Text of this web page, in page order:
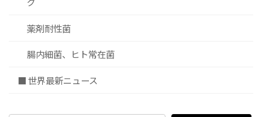
グ
薬剤耐性菌
腸内細菌、ヒト常在菌
■ 世界最新ニュース